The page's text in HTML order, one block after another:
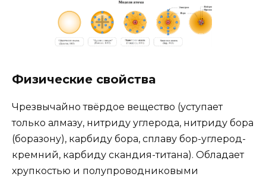
Физические свойства
Чрезвычайно твёрдое вещество (уступает
только алмазу, нитриду углерода, нитриду бора
(боразону), карбиду бора, сплаву бор-углерод-
кремний, карбиду скандия-титана). Обладает
хрупкостью и полупроводниковыми